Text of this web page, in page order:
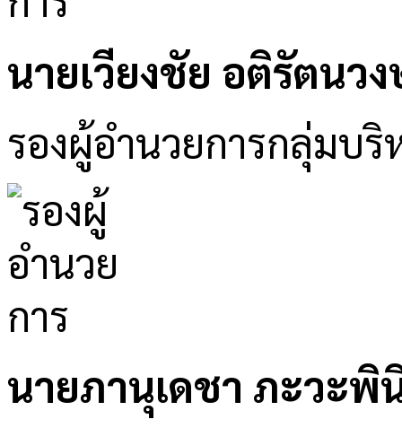
นายเวียงชัย อติรัตนว
รองผู้อำนวยการกลุ่มบริ
นายภานุเดชา ภะวะพิ